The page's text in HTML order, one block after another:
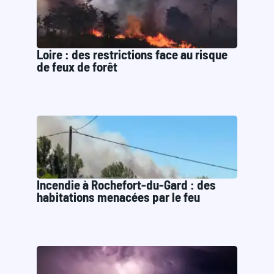
Loire : des restrictions face au risque
de feux de forêt
Incendie à Rochefort-du-Gard : des
habitations menacées par le feu